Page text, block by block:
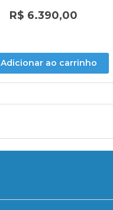
R$ 6.390,00
Adicionar ao carrinho